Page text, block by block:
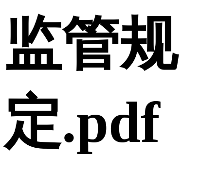
监管规
定.pdf